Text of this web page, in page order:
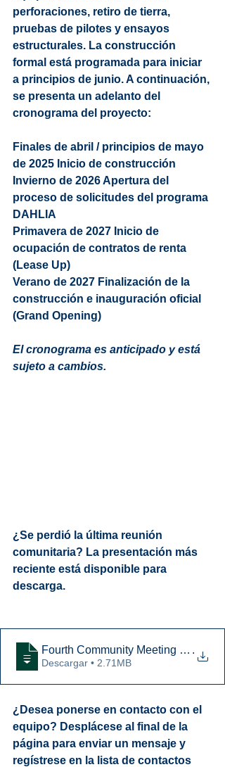
perforaciones, retiro de tierra,
pruebas de pilotes y ensayos
estructurales. La construcción
formal está programada para iniciar
a principios de junio. A continuación,
se presenta un adelanto del
cronograma del proyecto:
Finales de abril / principios de mayo
de 2025 Inicio de construcción
Invierno de 2026 Apertura del
proceso de solicitudes del programa
DAHLIA
Primavera de 2027 Inicio de
ocupación de contratos de renta
(Lease Up)
Verano de 2027 Finalización de la
construcción e inauguración oficial
(Grand Opening)
El cronograma es anticipado y está
sujeto a cambios.
¿Se perdió la última reunión
comunitaria? La presentación más
reciente está disponible para
descarga.
Fourth Community Meeting .
Descargar • 2.71MB
¿Desea ponerse en contacto con el
equipo? Desplácese al final de la
página para enviar un mensaje y
regístrese en la lista de contactos